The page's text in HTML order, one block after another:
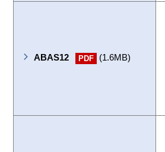
ABAS12 PDF (1.6MB)